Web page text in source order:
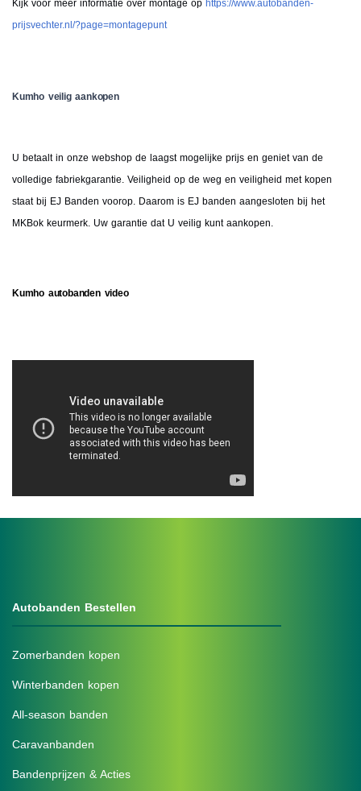
Kijk voor meer informatie over montage op https://www.autobanden-
prijsvechter.nl/?page=montagepunt
Kumho veilig aankopen
U betaalt in onze webshop de laagst mogelijke prijs en geniet van de
volledige fabriekgarantie. Veiligheid op de weg en veiligheid met kopen
staat bij EJ Banden voorop. Daarom is EJ banden aangesloten bij het
MKBok keurmerk. Uw garantie dat U veilig kunt aankopen.
Kumho autobanden video
Autobanden Bestellen
Zomerbanden kopen
Winterbanden kopen
All-season banden
Caravanbanden
Bandenprijzen & Acties